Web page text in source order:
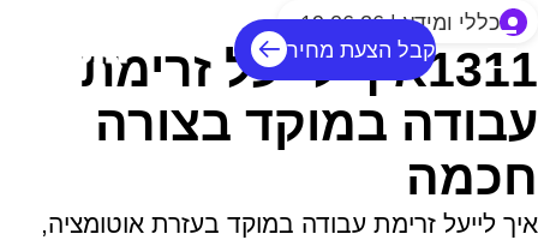
קבל הצעת מחיר
כללי ומידע | 19.06.26
1311איך לייעל זרימת
עבודה במוקד בצורה
חכמה
איך לייעל זרימת עבודה במוקד בעזרת אוטומציה,